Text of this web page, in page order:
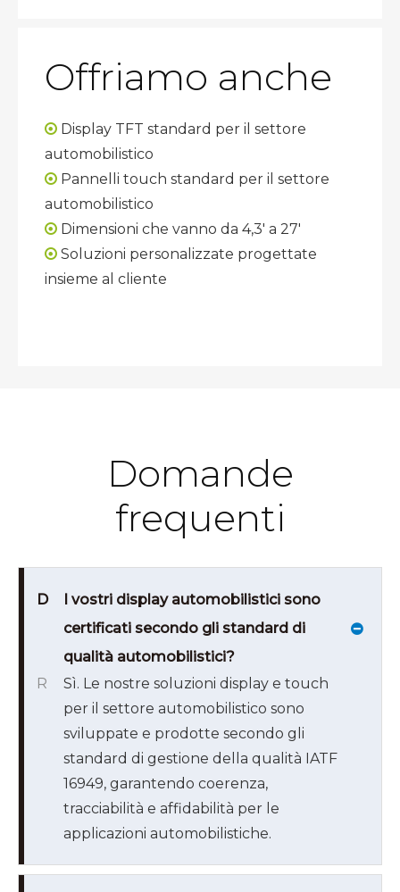
Offriamo anche
 Display TFT standard per il settore
automobilistico
 Pannelli touch standard per il settore
automobilistico
 Dimensioni che vanno da 4,3' a 27'
 Soluzioni personalizzate progettate
insieme al cliente
Domande
frequenti
D
I vostri display automobilistici sono
certificati secondo gli standard di
qualità automobilistici?
R
Sì. Le nostre soluzioni display e touch
per il settore automobilistico sono
sviluppate e prodotte secondo gli
standard di gestione della qualità IATF
16949, garantendo coerenza,
tracciabilità e affidabilità per le
applicazioni automobilistiche.